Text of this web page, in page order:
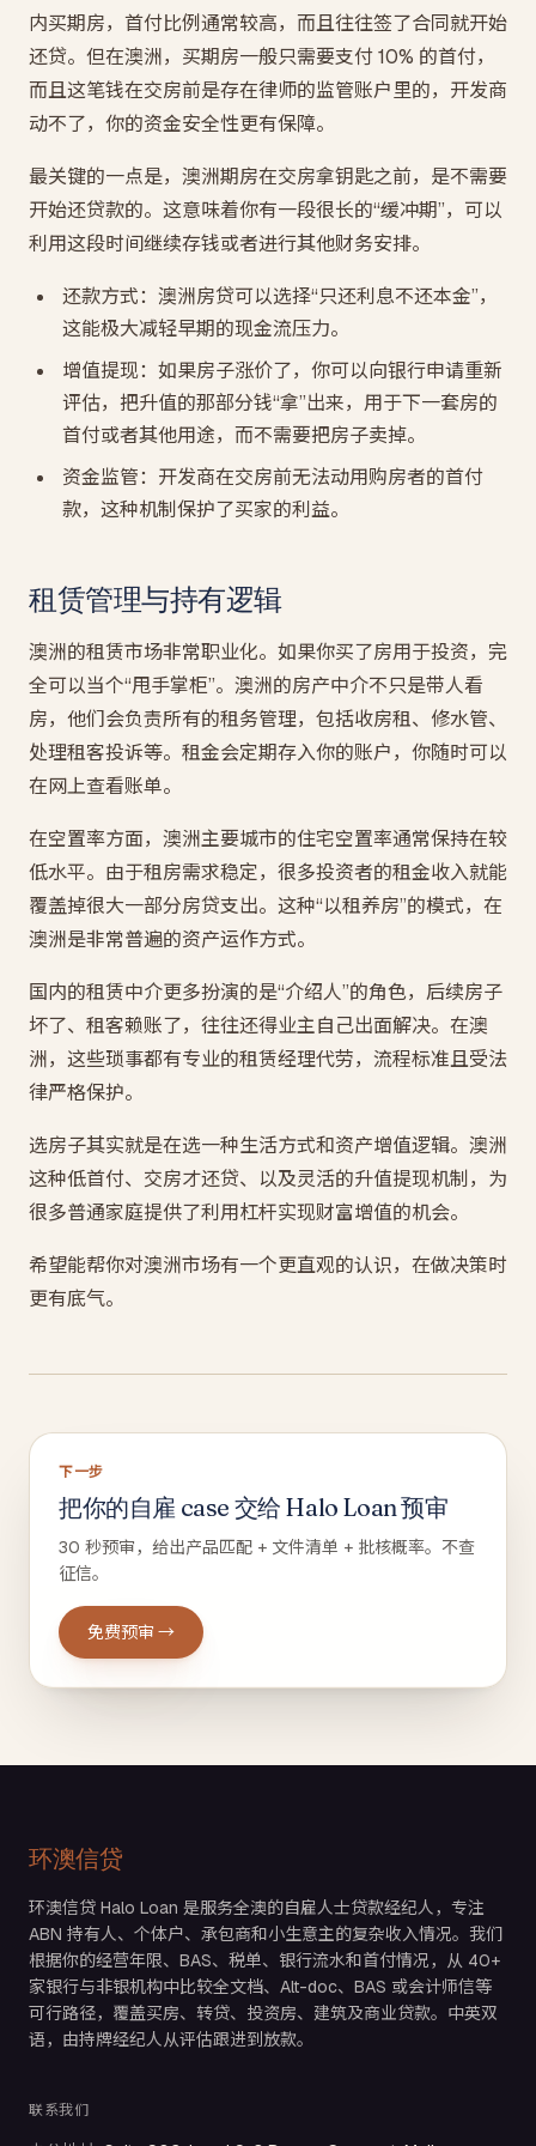
内买期房，首付比例通常较高，而且往往签了合同就开始
还贷。但在澳洲，买期房一般只需要支付 10% 的首付，
而且这笔钱在交房前是存在律师的监管账户里的，开发商
动不了，你的资金安全性更有保障。
最关键的一点是，澳洲期房在交房拿钥匙之前，是不需要
开始还贷款的。这意味着你有一段很长的“缓冲期”，可以
利用这段时间继续存钱或者进行其他财务安排。
还款方式：澳洲房贷可以选择“只还利息不还本金”，
这能极大减轻早期的现金流压力。
增值提现：如果房子涨价了，你可以向银行申请重新
评估，把升值的那部分钱“拿”出来，用于下一套房的
首付或者其他用途，而不需要把房子卖掉。
资金监管：开发商在交房前无法动用购房者的首付
款，这种机制保护了买家的利益。
租赁管理与持有逻辑
澳洲的租赁市场非常职业化。如果你买了房用于投资，完
全可以当个“甩手掌柜”。澳洲的房产中介不只是带人看
房，他们会负责所有的租务管理，包括收房租、修水管、
处理租客投诉等。租金会定期存入你的账户，你随时可以
在网上查看账单。
在空置率方面，澳洲主要城市的住宅空置率通常保持在较
低水平。由于租房需求稳定，很多投资者的租金收入就能
覆盖掉很大一部分房贷支出。这种“以租养房”的模式，在
澳洲是非常普遍的资产运作方式。
国内的租赁中介更多扮演的是“介绍人”的角色，后续房子
坏了、租客赖账了，往往还得业主自己出面解决。在澳
洲，这些琐事都有专业的租赁经理代劳，流程标准且受法
律严格保护。
选房子其实就是在选一种生活方式和资产增值逻辑。澳洲
这种低首付、交房才还贷、以及灵活的升值提现机制，为
很多普通家庭提供了利用杠杆实现财富增值的机会。
希望能帮你对澳洲市场有一个更直观的认识，在做决策时
更有底气。
下一步
把你的自雇 case 交给 Halo Loan 预审
30 秒预审，给出产品匹配 + 文件清单 + 批核概率。不查
征信。
免费预审 →
环澳信贷
环澳信贷 Halo Loan 是服务全澳的自雇人士贷款经纪人，专注
ABN 持有人、个体户、承包商和小生意主的复杂收入情况。我们
根据你的经营年限、BAS、税单、银行流水和首付情况，从 40+
家银行与非银机构中比较全文档、Alt-doc、BAS 或会计师信等
可行路径，覆盖买房、转贷、投资房、建筑及商业贷款。中英双
语，由持牌经纪人从评估跟进到放款。
联系我们